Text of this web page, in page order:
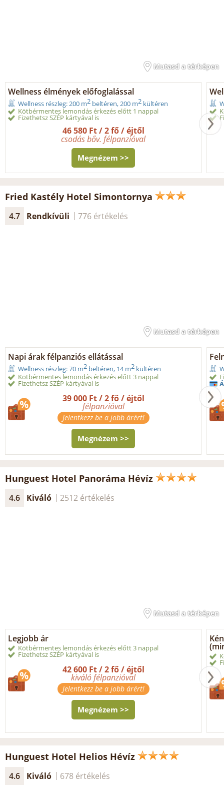
Mutasd a térképen
Wellness élmények előfoglalással
Wellness részleg: 200 m2 beltéren, 200 m2 kültéren
Kötbérmentes lemondás érkezés előtt 1 nappal
Fizethetsz SZÉP kártyával is
46 580 Ft / 2 fő / éjtől
csodás bőv. félpanzióval
Megnézem >>
Fried Kastély Hotel Simontornya
4.7 Rendkívüli 776 értékelés
Mutasd a térképen
Napi árak félpanziós ellátással
Wellness részleg: 70 m2 beltéren, 14 m2 kültéren
Kötbérmentes lemondás érkezés előtt 3 nappal
Fizethetsz SZÉP kártyával is
39 000 Ft / 2 fő / éjtől
félpanzióval
Jelentkezz be a jobb árért!
Megnézem >>
Hunguest Hotel Panoráma Hévíz
4.6 Kiváló 2512 értékelés
Mutasd a térképen
Legjobb ár
Kötbérmentes lemondás érkezés előtt 3 nappal
Fizethetsz SZÉP kártyával is
42 600 Ft / 2 fő / éjtől
kiváló félpanzióval
Jelentkezz be a jobb árért!
Megnézem >>
Hunguest Hotel Helios Hévíz
4.6 Kiváló 678 értékelés